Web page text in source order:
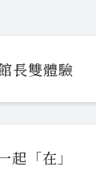
長雙體驗
「在」